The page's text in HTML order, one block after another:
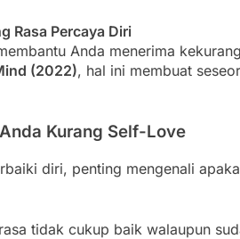
Rasa Percaya Diri
Anda menerima
(2022), hal ini membuat
Kurang Self-Love
diri, penting mengenali
tidak cukup baik walaupun